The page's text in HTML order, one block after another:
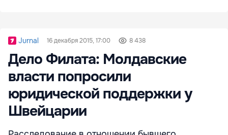
Jurnal 16 декабря 2015, 17:00 8 438
Дело Филата: Молдавские
власти попросили
юридической поддержки у
Швейцарии